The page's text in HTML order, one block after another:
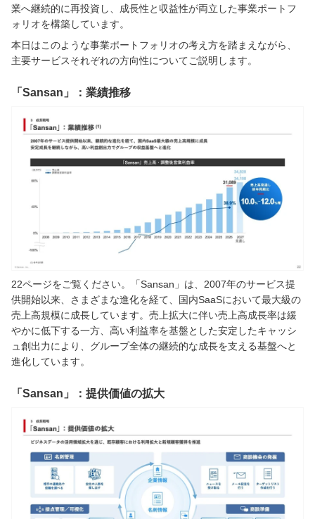
業へ継続的に再投資し、成長性と収益性が両立した事業ポートフ
ォリオを構築しています。
本日はこのような事業ポートフォリオの考え方を踏まえながら、
主要サービスそれぞれの方向性についてご説明します。
「Sansan」：業績推移
22ページをご覧ください。「Sansan」は、2007年のサービス提
供開始以来、さまざまな進化を経て、国内SaaSにおいて最大級の
売上高規模に成長しています。売上拡大に伴い売上高成長率は緩
やかに低下する一方、高い利益率を基盤とした安定したキャッシ
ュ創出力により、グループ全体の継続的な成長を支える基盤へと
進化しています。
「Sansan」：提供価値の拡大